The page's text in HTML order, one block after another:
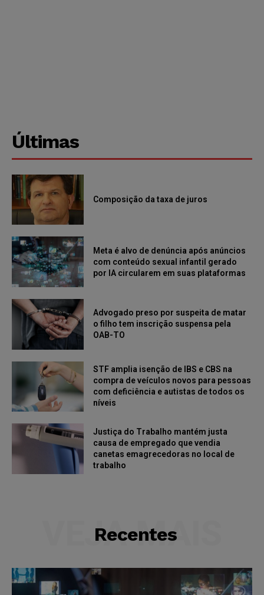
Últimas
Composição da taxa de juros
Meta é alvo de denúncia após anúncios
com conteúdo sexual infantil gerado
por IA circularem em suas plataformas
Advogado preso por suspeita de matar
o filho tem inscrição suspensa pela
OAB-TO
STF amplia isenção de IBS e CBS na
compra de veículos novos para pessoas
com deficiência e autistas de todos os
níveis
Justiça do Trabalho mantém justa
causa de empregado que vendia
canetas emagrecedoras no local de
trabalho
Recentes
VEJA MAIS